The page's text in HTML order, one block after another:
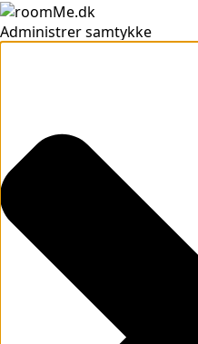
Administrer samtykke